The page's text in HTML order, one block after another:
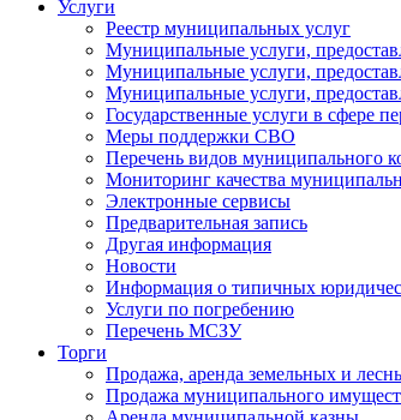
Услуги
Реестр муниципальных услуг
Муниципальные услуги,
Муниципальные услуги,
Муниципальные услуги,
Государственные услуги в сфере
Меры поддержки СВО
Перечень видов муниципального
Мониторинг качества
Электронные сервисы
Предварительная запись
Другая информация
Новости
Информация о типичных
Услуги по погребению
Перечень МСЗУ
Торги
Продажа, аренда земельных и
Продажа муниципального